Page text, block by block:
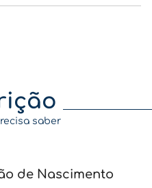
saber
de Nascimento